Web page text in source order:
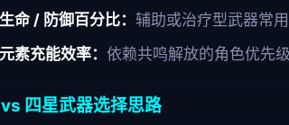
生命 / 防御百分比： 辅助或治疗型武器常
元素充能效率： 依赖共鸣解放的角色优先级
四星武器选择思路